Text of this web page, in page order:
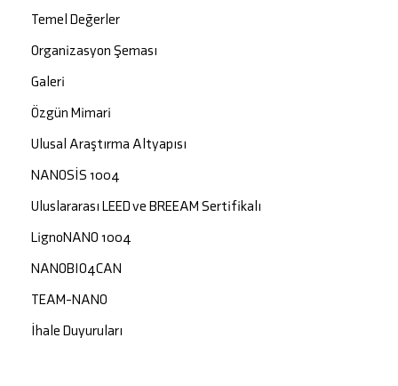
Temel Değerler
Organizasyon Şeması
Galeri
Özgün Mimari
Ulusal Araştırma Altyapısı
NANOSİS 1004
Uluslararası LEED ve BREEAM Sertifikalı
LignoNANO 1004
NANOBIO4CAN
TEAM-NANO
İhale Duyuruları